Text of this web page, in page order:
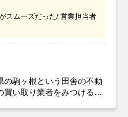
スムーズだった/ 営業担当者
の駒ヶ根という田舎の不動
買い取り業者をみつけるこ